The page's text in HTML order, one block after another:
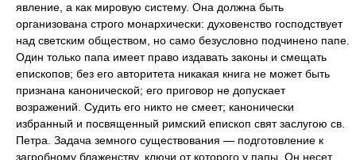
явление, а как мировую систему. Она должна быть
организована строго монархически: духовенство господствует
над светским обществом, но само безусловно подчинено папе.
Один только папа имеет право издавать законы и смещать
епископов; без его авторитета никакая книга не может быть
признана канонической; его приговор не допускает
возражений. Судить его никто не смеет; канонически
избранный и посвященный римский епископ свят заслугою св.
Петра. Задача земного существования — подготовление к
загробному блаженству, ключи от которого у папы. Он несет